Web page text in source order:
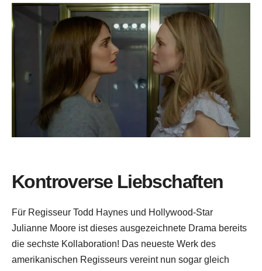
Kontroverse Liebschaften
Für Regisseur Todd Haynes und Hollywood-Star
Julianne Moore ist dieses ausgezeichnete Drama bereits
die sechste Kollaboration! Das neueste Werk des
amerikanischen Regisseurs vereint nun sogar gleich